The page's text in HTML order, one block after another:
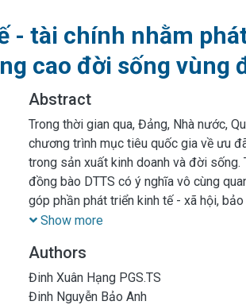
- tài chính nhằm
cao đời sống vùng
Abstract
Trong thời gian qua, Đảng, Nhà nước,
chương trình mục tiêu quốc gia về ưu
trong sản xuất kinh doanh và đời
đồng bào DTTS có ý nghĩa vô cùng
góp phần phát triển kinh tế - xã hội,
Năm 2020 bằng Nghị quyết số 120/
đoạn 2021-2030” và sau đó (15/9/
ban hành kế hoạch triển khai Nghị
củng cố và đẩy mạnh tín dụng chính
Show more
Authors
Đinh Xuân Hạng PGS.TS
Đinh Nguyễn Bảo Anh